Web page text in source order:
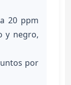
20 ppm
y negro,
por